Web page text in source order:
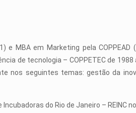
e MBA em Marketing pela
de tecnologia – COPPETEC de
nos seguintes temas: gestão da
do Rio de Janeiro – REINC